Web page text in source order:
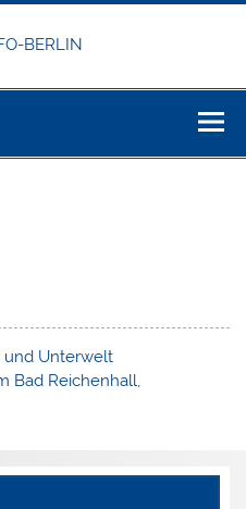
und Unterwelt
Bad Reichenhall,